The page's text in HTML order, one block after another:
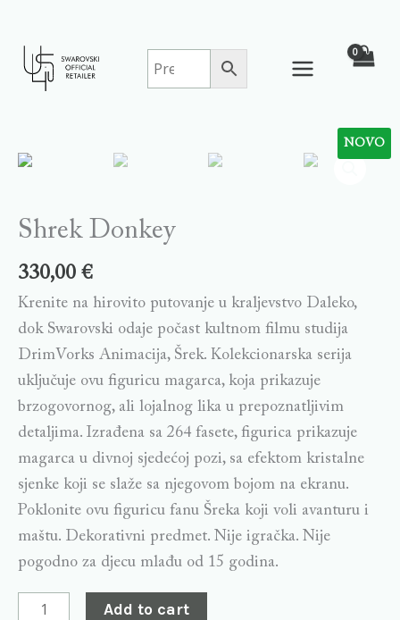
content
NOVO
Shrek Donkey
330,00 €
Krenite na hirovito putovanje u kraljevstvo Daleko,
dok Swarovski odaje počast kultnom filmu studija
DrimVorks Animacija, Šrek. Kolekcionarska serija
uključuje ovu figuricu magarca, koja prikazuje
brzogovornog, ali lojalnog lika u prepoznatljivim
detaljima. Izrađena sa 264 fasete, figurica prikazuje
magarca u divnoj sjedećoj pozi, sa efektom kristalne
sjenke koji se slaže sa njegovom bojom na ekranu.
Poklonite ovu figuricu fanu Šreka koji voli avanturu i
maštu. Dekorativni predmet. Nije igračka. Nije
pogodno za djecu mlađu od 15 godina.
Add to cart